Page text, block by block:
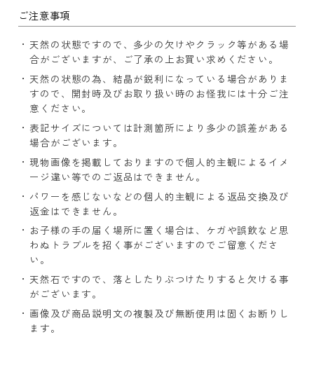
ご注意事項
天然の状態ですので、多少の欠けやクラック等がある場
合がございますが、ご了承の上お買い求めください。
天然の状態の為、結晶が鋭利になっている場合がありま
すので、開封時及びお取り扱い時のお怪我には十分ご注
意ください。
表記サイズについては計測箇所により多少の誤差がある
場合がございます。
現物画像を掲載しておりますので個人的主観によるイメ
ージ違い等でのご返品はできません。
パワーを感じないなどの個人的主観による返品交換及び
返金はできません。
お子様の手の届く場所に置く場合は、ケガや誤飲など思
わぬトラブルを招く事がございますのでご留意くださ
い。
天然石ですので、落としたりぶつけたりすると欠ける事
がございます。
画像及び商品説明文の複製及び無断使用は固くお断りし
ます。